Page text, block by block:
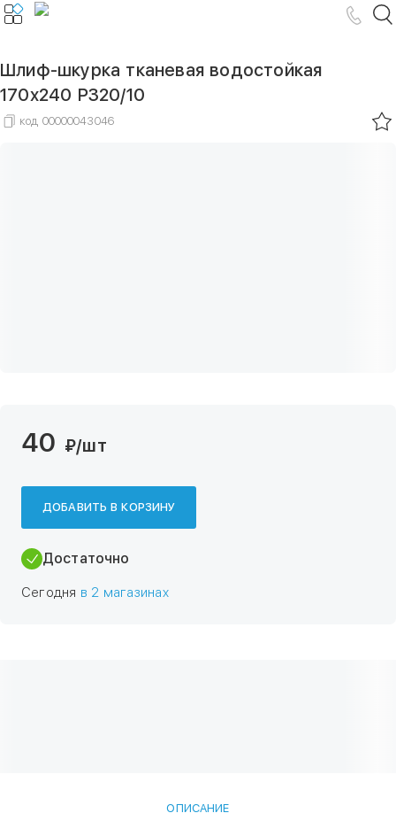
Шлиф-шкурка тканевая водостойкая
170х240 Р320/10
код 00000043046
40 ₽/шт
ДОБАВИТЬ В КОРЗИНУ
Достаточно
Сегодня в 2 магазинах
ОПИСАНИЕ